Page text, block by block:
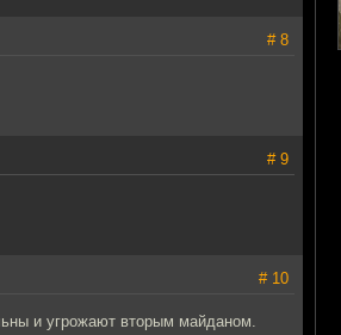
# 8
# 9
# 10
и угрожают вторым майданом.